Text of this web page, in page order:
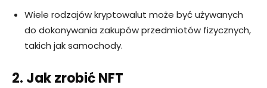
Wiele rodzajów kryptowalut może być używanych
do dokonywania zakupów przedmiotów fizycznych,
takich jak samochody.
2. Jak zrobić NFT